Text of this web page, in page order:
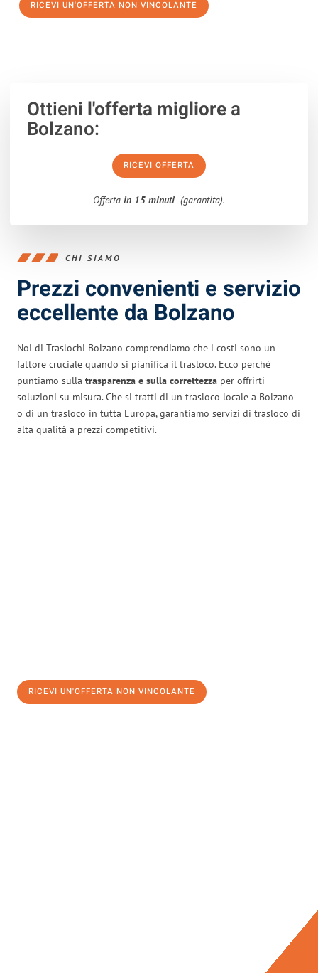
RICEVI UN'OFFERTA NON VINCOLANTE
Ottieni l'offerta migliorea
Bolzano:
RICEVI OFFERTA
Offerta in 15 minuti (garantita).
CHI SIAMO
Prezzi convenienti e servizio
eccellente da Bolzano
Noi di Traslochi Bolzano comprendiamo che i costi sono un
fattore cruciale quando si pianifica il trasloco. Ecco perché
puntiamo sulla trasparenza e sulla correttezza per offrirti
soluzioni su misura. Che si tratti di un trasloco locale a Bolzano
o di un trasloco in tutta Europa, garantiamo servizi di trasloco di
alta qualità a prezzi competitivi.
RICEVI UN'OFFERTA NON VINCOLANTE